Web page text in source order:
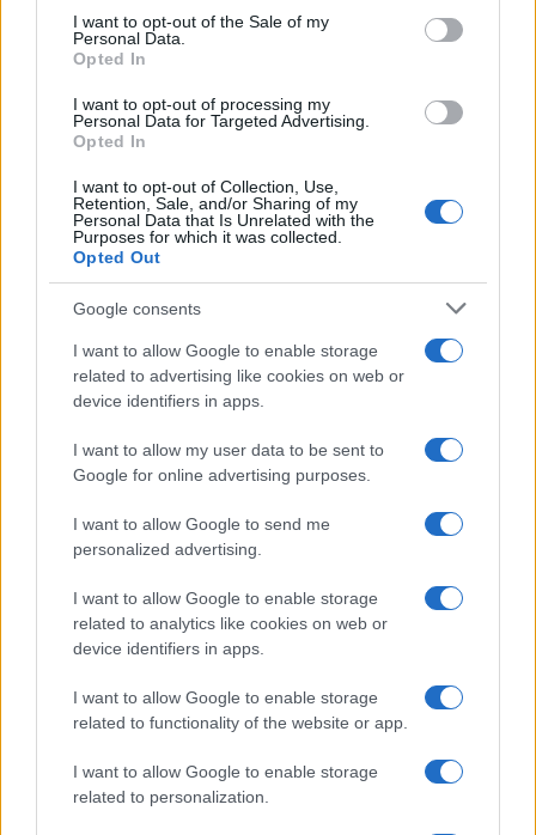
I want to opt-out of the Sale of my
Personal Data.
Opted In
I want to opt-out of processing my
Personal Data for Targeted Advertising.
Opted In
I want to opt-out of Collection, Use,
Retention, Sale, and/or Sharing of my
Personal Data that Is Unrelated with the
Purposes for which it was collected.
Opted Out
Google consents
I want to allow Google to enable storage
related to advertising like cookies on web or
device identifiers in apps.
I want to allow my user data to be sent to
Google for online advertising purposes.
I want to allow Google to send me
personalized advertising.
I want to allow Google to enable storage
related to analytics like cookies on web or
device identifiers in apps.
I want to allow Google to enable storage
related to functionality of the website or app.
I want to allow Google to enable storage
related to personalization.
tvrdeći da u načelu podržava ideju 30-dnevnog
primirja, ali insistira da postoje takozvane “nijanse”
koje se najprije moraju razmotriti.
U nedjelju je Putin negirao da je Moskva odbila
dijalog s Kijevom i rekao kako
ukrajinskim vlastima.”
“Ne isključujemo mogućnost da tokom tih
pregovora dođe do dogovora o nekoj vrsti novog
primirja, novog prekida vatre,”rekao je.
Predložene pregovore nazvao je“prvim korakom
prema dugotrajnom, stabilnom miru, a ne
prologom nastavku oružanog sukoba nakon
oružanih snaga te grozničavog kopanja rovova u
novim utvrdama.”
#primirje ukrajina rusija